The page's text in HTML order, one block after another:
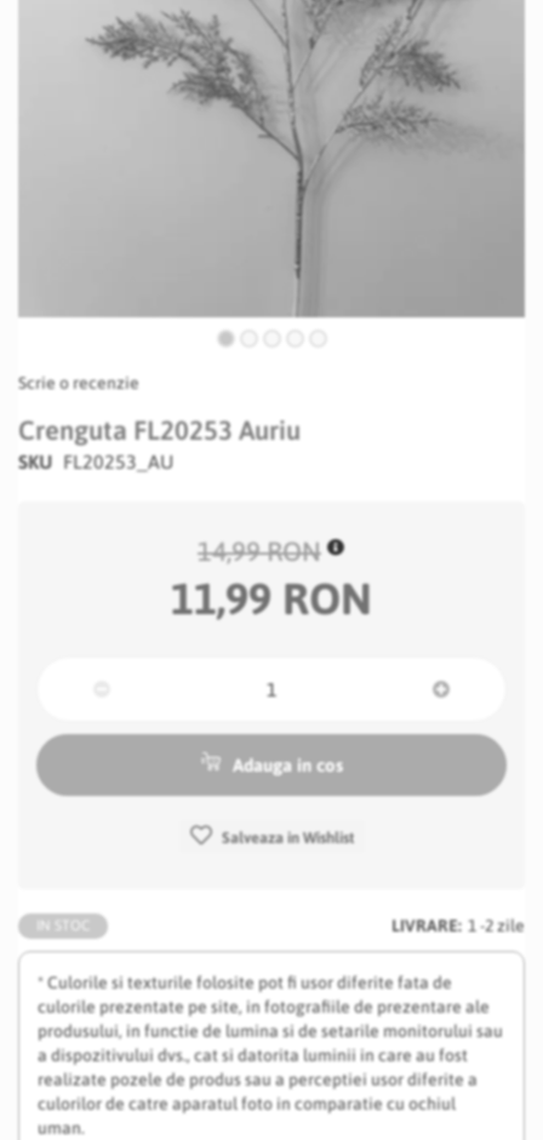
to
beginning
of
Scrie o recenzie
Crenguta FL20253 Auriu
SKU FL20253_AU
LIVRARE: 1 -2 zile
* Culorile si texturile folosite pot fi usor diferite fata de
culorile prezentate pe site, in fotografiile de prezentare ale
produsului, in functie de lumina si de setarile monitorului sau
a dispozitivului dvs., cat si datorita luminii in care au fost
realizate pozele de produs sau a perceptiei usor diferite a
culorilor de catre aparatul foto in comparatie cu ochiul
uman.
14,99 RON
11,99 RON
Adauga in cos
Salveaza in Wishlist